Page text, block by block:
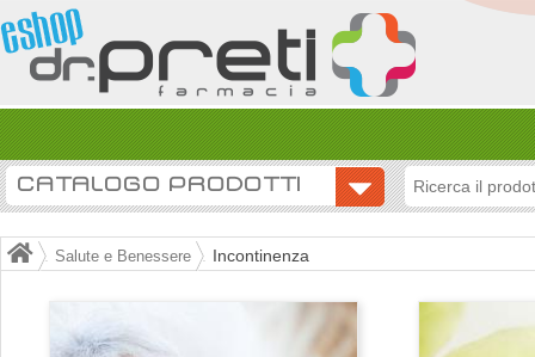
CATALOGO PRODOTTI
Salute e Benessere Incontinenza